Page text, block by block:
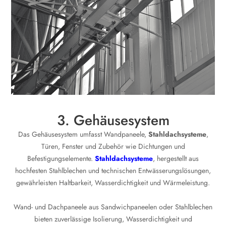
3. Gehäusesystem
Das Gehäusesystem umfasst Wandpaneele, Stahldachsysteme,
Türen, Fenster und Zubehör wie Dichtungen und
Befestigungselemente. Stahldachsysteme, hergestellt aus
hochfesten Stahlblechen und technischen Entwässerungslösungen,
gewährleisten Haltbarkeit, Wasserdichtigkeit und Wärmeleistung.
Wand- und Dachpaneele aus Sandwichpaneelen oder Stahlblechen
bieten zuverlässige Isolierung, Wasserdichtigkeit und